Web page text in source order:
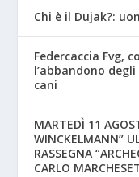
Chi è il Dujak?:
Federcaccia Fvg,
l’abbandono
cani
MARTEDÌ 11
WINCKELMANN”
RASSEGNA
CARLO